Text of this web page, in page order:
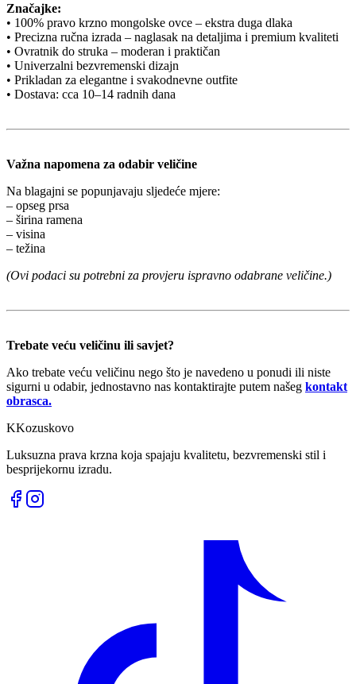
Značajke:
• 100% pravo krzno mongolske ovce – ekstra duga dlaka
• Precizna ručna izrada – naglasak na detaljima i premium kvaliteti
• Ovratnik do struka – moderan i praktičan
• Univerzalni bezvremenski dizajn
• Prikladan za elegantne i svakodnevne outfite
• Dostava: cca 10–14 radnih dana
Važna napomena za odabir veličine
Na blagajni se popunjavaju sljedeće mjere:
– opseg prsa
– širina ramena
– visina
– težina
(Ovi podaci su potrebni za provjeru ispravno odabrane veličine.)
Trebate veću veličinu ili savjet?
Ako trebate veću veličinu nego što je navedeno u ponudi ili niste
sigurni u odabir, jednostavno nas kontaktirajte putem našeg kontakt
obrasca.
KKozuskovo
Luksuzna prava krzna koja spajaju kvalitetu, bezvremenski stil i
besprijekornu izradu.